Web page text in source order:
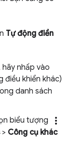
Tự động điền
nhấp vào
điều khiển khác)
danh sách
biểu tượng
more_vert
> Công cụ khác